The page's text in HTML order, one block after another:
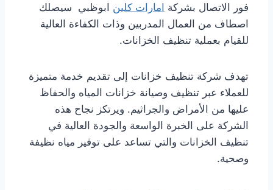
فور الاتصال بشركة امارات كلين ابوظبي سيصلك
اصطاف من العمال المدربين وذات الكفاءة العالية
للقيام بعملية تنظيف الخزانات.
تهدف شركة تنظيف خزانات إلى تقديم خدمة متميزة
للعملاء عبر تنظيف وصيانة خزانات المياه والحفاظ
عليها من الأمراض والجراثيم. ويرتكز نجاح هذه
الشركة على الخبرة الواسعة والجودة العالية في
تنظيف الخزانات والتي تساعد على توفير مياه نظيفة
وصحية.